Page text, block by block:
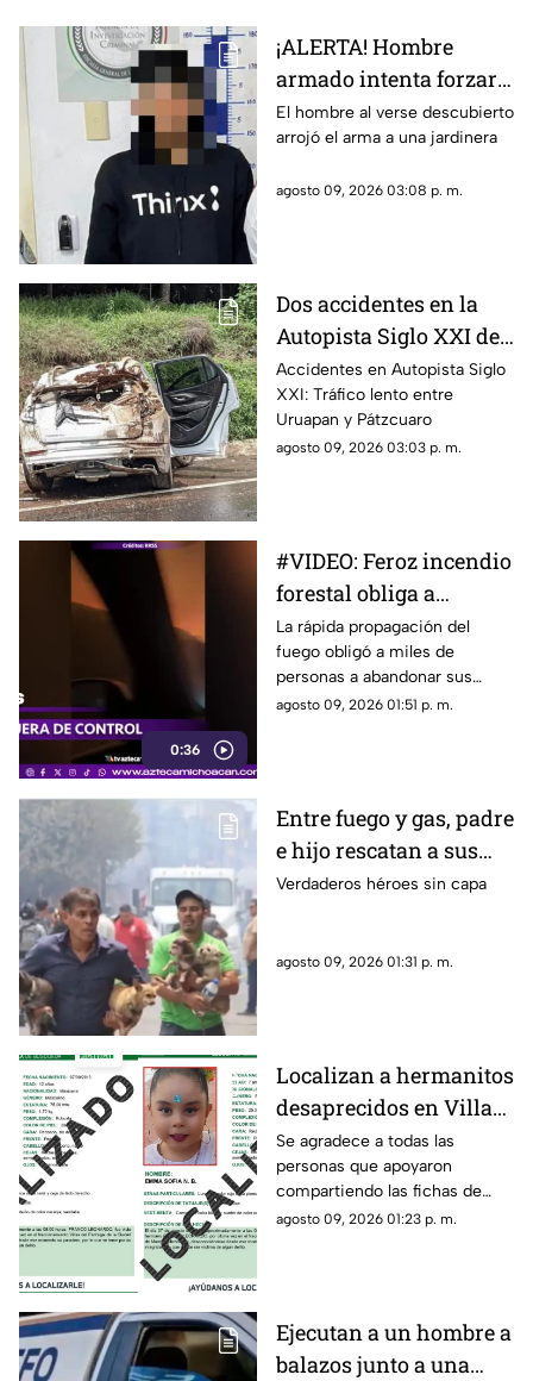
¡ALERTA! Hombre
armado intenta forzar
un domicilio en
Morelia
El hombre al verse descubierto
arrojó el arma a una jardinera
agosto 09, 2026 03:08 p. m.
Dos accidentes en la
Autopista Siglo XXI de
Michoacán
Accidentes en Autopista Siglo
XXI: Tráfico lento entre
Uruapan y Pátzcuaro
agosto 09, 2026 03:03 p. m.
0:36
#VIDEO: Feroz incendio
forestal obliga a
evacuar a más de 20
mil personas
La rápida propagación del
fuego obligó a miles de
personas a abandonar sus
hogares.
agosto 09, 2026 01:51 p. m.
Entre fuego y gas, padre
e hijo rescatan a sus
cuatro perros tras
Verdaderos héroes sin capa
agosto 09, 2026 01:31 p. m.
Localizan a hermanitos
desaprecidos en Villas
del Pedregal
Se agradece a todas las
personas que apoyaron
compartiendo las fichas de
búsqueda. Se informa que las
agosto 09, 2026 01:23 p. m.
Ejecutan a un hombre a
balazos junto a una